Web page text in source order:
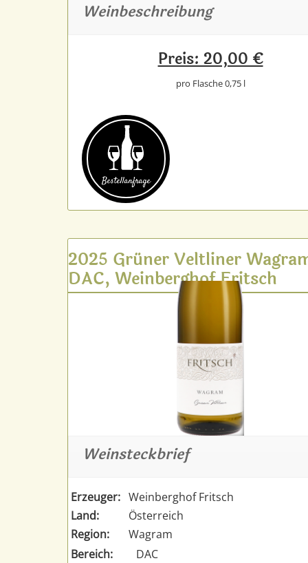
Weinbeschreibung
Preis: 20,00 €
pro Flasche 0,75 l
Bestell­anfrage
2025 Grüner Veltliner
DAC, Weinberghof Fritsch
Weinsteckbrief
Erzeuger: Weinberghof Fritsch
Land:
Österreich
Region:
Wagram
Bereich:
DAC